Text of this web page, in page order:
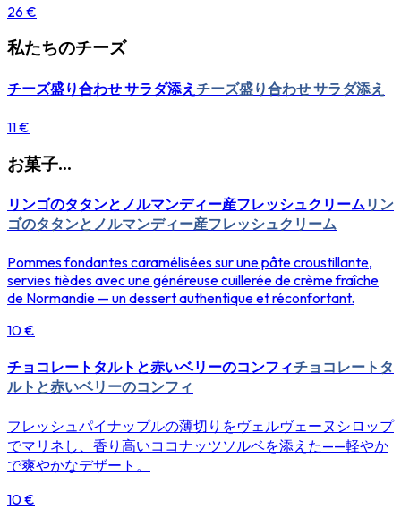
26 €
私たちのチーズ
チーズ盛り合わせ サラダ添え チーズ盛り合わせ サラダ添え
11 €
お菓子...
リンゴのタタンとノルマンディー産フレッシュクリーム リン
ゴのタタンとノルマンディー産フレッシュクリーム
Pommes fondantes caramélisées sur une pâte croustillante,
servies tièdes avec une généreuse cuillerée de crème fraîche
de Normandie — un dessert authentique et réconfortant.
10 €
チョコレートタルトと赤いベリーのコンフィチョコレートタ
ルトと赤いベリーのコンフィ
フレッシュパイナップルの薄切りをヴェルヴェーヌシロップ
でマリネし、香り高いココナッツソルベを添えた——軽やか
で爽やかなデザート。
10 €